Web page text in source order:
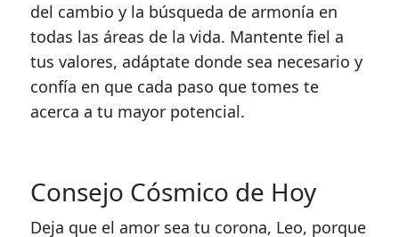
del cambio y la búsqueda de armonía en
todas las áreas de la vida. Mantente fiel a
tus valores, adáptate donde sea necesario y
confía en que cada paso que tomes te
acerca a tu mayor potencial.
Consejo Cósmico de Hoy
Deja que el amor sea tu corona, Leo, porque